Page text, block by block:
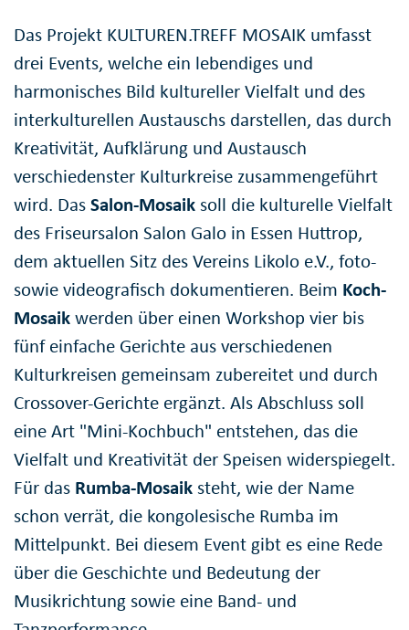
Das Projekt KULTUREN.TREFF MOSAIK umfasst
drei Events, welche ein lebendiges und
harmonisches Bild kultureller Vielfalt und des
interkulturellen Austauschs darstellen, das durch
Kreativität, Aufklärung und Austausch
verschiedenster Kulturkreise zusammengeführt
wird. DasSalon-Mosaiksoll die kulturelle Vielfalt
des Friseursalon Salon Galo in Essen Huttrop,
dem aktuellen Sitz des Vereins Likolo e.V., foto-
sowie videografisch dokumentieren. Beim Koch-
Mosaikwerden über einen Workshop vier bis
fünf einfache Gerichte aus verschiedenen
Kulturkreisen gemeinsam zubereitet und durch
Crossover-Gerichte ergänzt. Als Abschluss soll
eine Art "Mini-Kochbuch" entstehen, das die
Vielfalt und Kreativität der Speisen widerspiegelt.
Für das Rumba-Mosaiksteht, wie der Name
schon verrät, die kongolesische Rumba im
Mittelpunkt. Bei diesem Event gibt es eine Rede
über die Geschichte und Bedeutung der
Musikrichtung sowie eine Band- und